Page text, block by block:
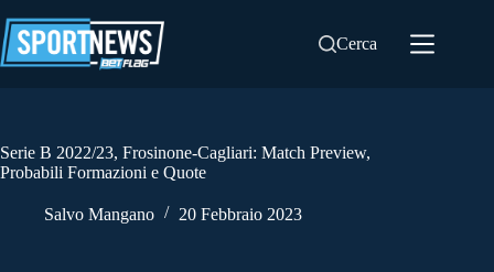
al
contenuto
Cerca
Serie B 2022/23, Frosinone-Cagliari: Match Preview,
Probabili Formazioni e Quote
Salvo Mangano 20 Febbraio 2023